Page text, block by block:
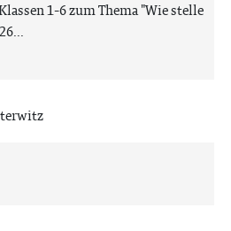
1-6 zum Thema "Wie stelle